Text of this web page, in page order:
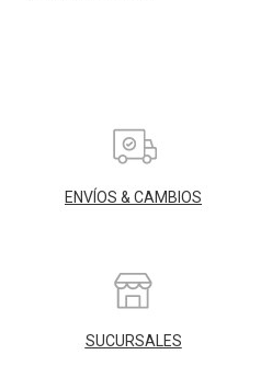
ENVÍOS & CAMBIOS
SUCURSALES